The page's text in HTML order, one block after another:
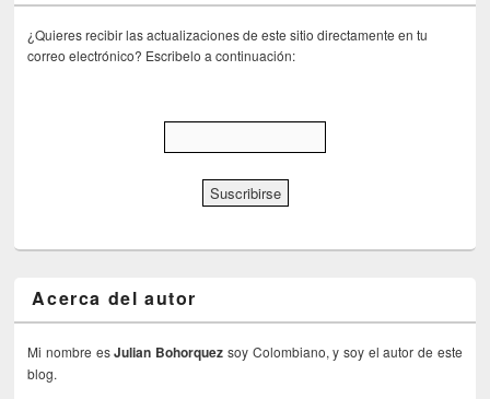
¿Quieres recibir las actualizaciones de este sitio directamente en tu
correo electrónico? Escribelo a continuación:
Acerca del autor
Mi nombre esJulian Bohorquez soy Colombiano, y soy el autor de este
blog.